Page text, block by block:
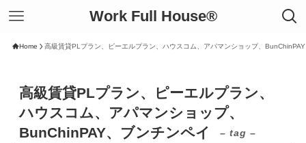
Work Full House®︎
Home 高級賃貸PLプラン、ピーエルプラン、ハウスコム、アパマンショップ、
高級賃貸PLプラン、ピーエルプラン、
ハウスコム、アパマンショップ、
BunChinPAY、ブンチンペイ
– tag –